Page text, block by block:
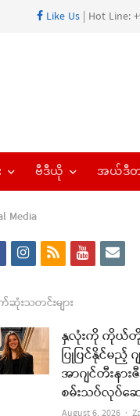
Like Us | Hot Line:
ဗီဒီယို အယ်ဒီတ
Media
i
s
t
a
g
r
s
y
t
u
b
e
e
i
l
ဆုံးသတင်းများ
နှလုံးကို ကိုယ်တို
ပြုပြင်နိုင်မည့်
အာဂျင်တီးနာ
စမ်းသပ်လုပ်ဆ